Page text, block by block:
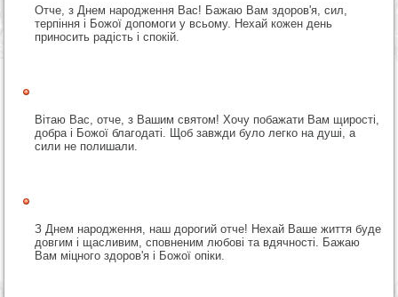
Отче, з Днем народження Вас! Бажаю Вам здоров'я, сил,
терпіння і Божої допомоги у всьому. Нехай кожен день
приносить радість і спокій.
Вітаю Вас, отче, з Вашим святом! Хочу побажати Вам щирості,
добра і Божої благодаті. Щоб завжди було легко на душі, а
сили не полишали.
З Днем народження, наш дорогий отче! Нехай Ваше життя буде
довгим і щасливим, сповненим любові та вдячності. Бажаю
Вам міцного здоров'я і Божої опіки.